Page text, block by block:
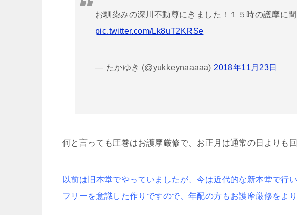
お馴染みの深川不動尊にきました！１５時の護摩に
pic.twitter.com/Lk8uT2KRSe
— たかゆき (@yukkeynaaaaa) 2018年11月23日
何と言っても圧巻はお護摩厳修で、お正月は通常の日よりも
以前は旧本堂でやっていましたが、今は近代的な新本堂で行
フリーを意識した作りですので、年配の方もお護摩厳修をよ